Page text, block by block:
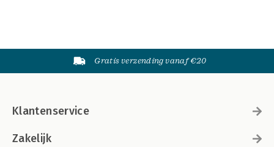
Gratis verzending vanaf €20
Klantenservice
Zakelijk